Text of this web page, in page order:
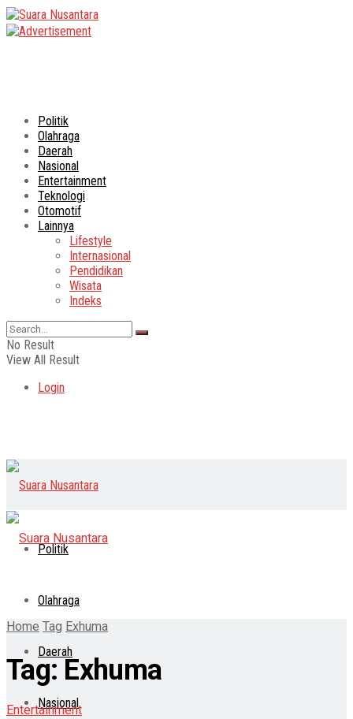
Politik
Olahraga
Daerah
Nasional
Entertainment
Teknologi
Otomotif
Lainnya
Lifestyle
Internasional
Pendidikan
Wisata
Indeks
No Result
View All Result
Login
Politik
Olahraga
Daerah
Nasional
Home Tag Exhuma
Tag: Exhuma
Entertainment